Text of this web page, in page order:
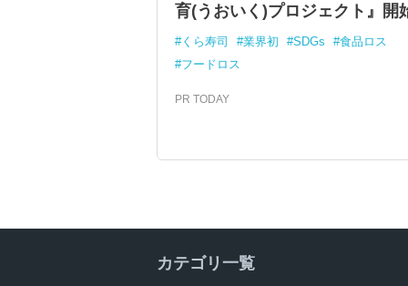
育(うおいく)プロジェクト』開
くら寿司 業界初 SDGs
食品ロス
フードロス
PR TODAY
カテゴリ一覧